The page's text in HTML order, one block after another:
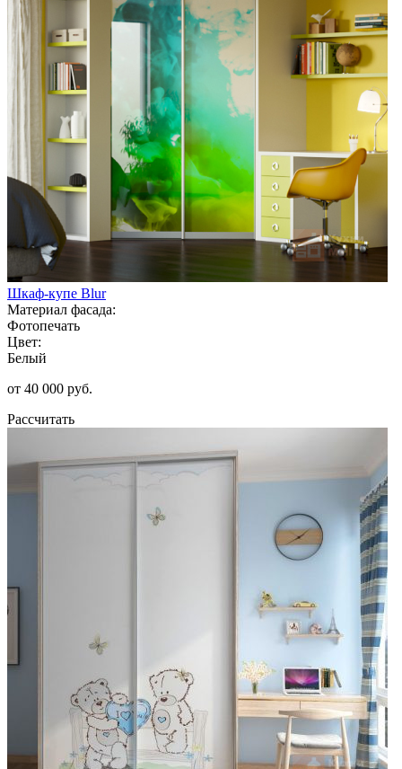
Шкаф-купе Blur
Материал фасада:
Фотопечать
Цвет:
Белый
от 40 000 руб.
Рассчитать